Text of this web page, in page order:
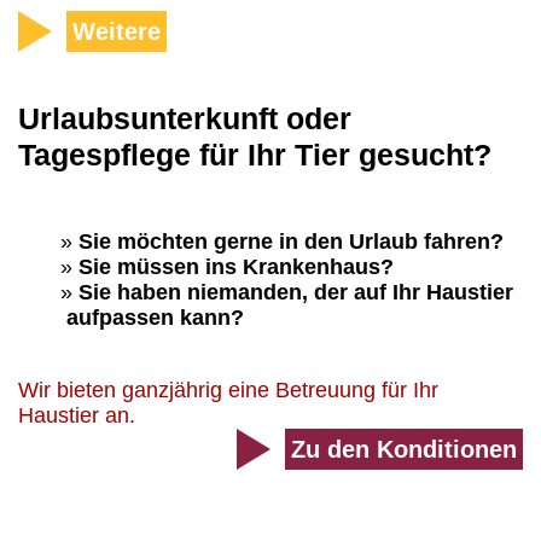
Weitere
Urlaubsunterkunft oder
Tagespflege für Ihr Tier gesucht?
Sie möchten gerne in den Urlaub fahren?
Sie müssen ins Krankenhaus?
Sie haben niemanden, der auf Ihr Haustier
aufpassen kann?
Wir bieten ganzjährig eine Betreuung für Ihr
Haustier an.
Zu den Konditionen